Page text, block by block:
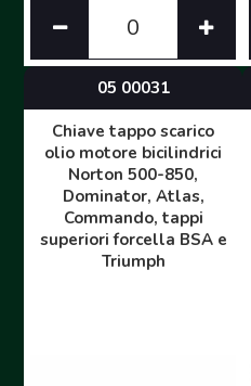
05 00031
Chiave tappo scarico
olio motore bicilindrici
Norton 500-850,
Dominator, Atlas,
Commando, tappi
superiori forcella BSA e
Triumph